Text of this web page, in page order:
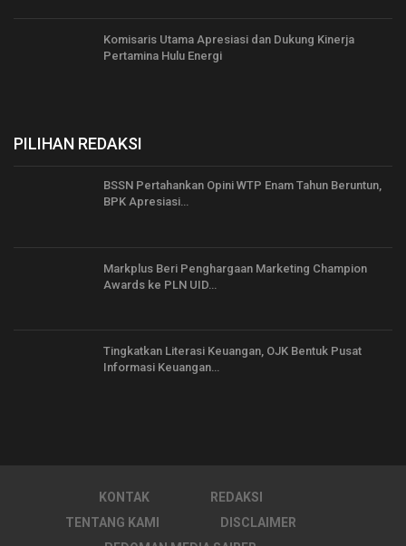
Komisaris Utama Apresiasi dan Dukung Kinerja
Pertamina Hulu Energi
PILIHAN REDAKSI
BSSN Pertahankan Opini WTP Enam Tahun Beruntun,
BPK Apresiasi…
Markplus Beri Penghargaan Marketing Champion
Awards ke PLN UID…
Tingkatkan Literasi Keuangan, OJK Bentuk Pusat
Informasi Keuangan…
KONTAK
REDAKSI
TENTANG KAMI
DISCLAIMER